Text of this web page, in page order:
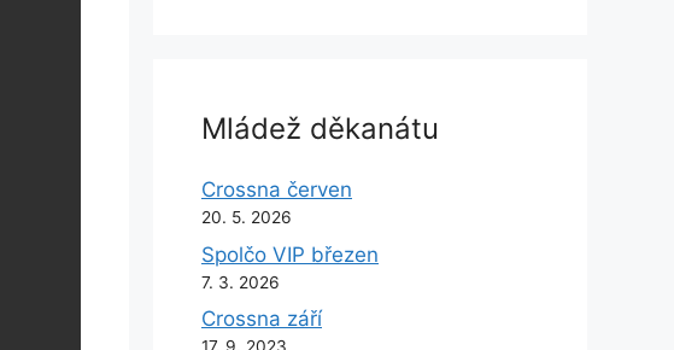
Mládež děkanátu
Crossna červen
20. 5. 2026
Spolčo VIP březen
7. 3. 2026
Crossna září